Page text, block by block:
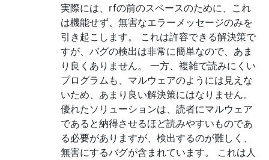
実際には、rfの前のスペースのために、これ
は機能せず、無害なエラーメッセージのみを
引き起こします。 これは許容できる解決策で
すが、バグの検出は非常に簡単なので、あま
り良くありません。 一方、複雑で読みにくい
プログラムも、マルウェアのようには見えな
いため、あまり良い解決策にはなりません。
優れたソリューションは、読者にマルウェア
であると納得させるほど読みやすいものであ
る必要がありますが、検出するのが難しく、
無害にするバグが含まれています。 これは人